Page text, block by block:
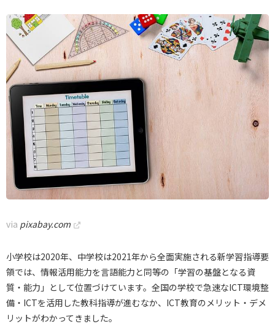
via pixabay.com
小学校は2020年、中学校は2021年から全面実施される新学習指導要
領では、情報活用能力を言語能力と同等の「学習の基盤となる資
質・能力」として位置づけています。全国の学校で急速なICT環境整
備・ICTを活用した教科指導が進むなか、ICT教育のメリット・デメ
リットがわかってきました。